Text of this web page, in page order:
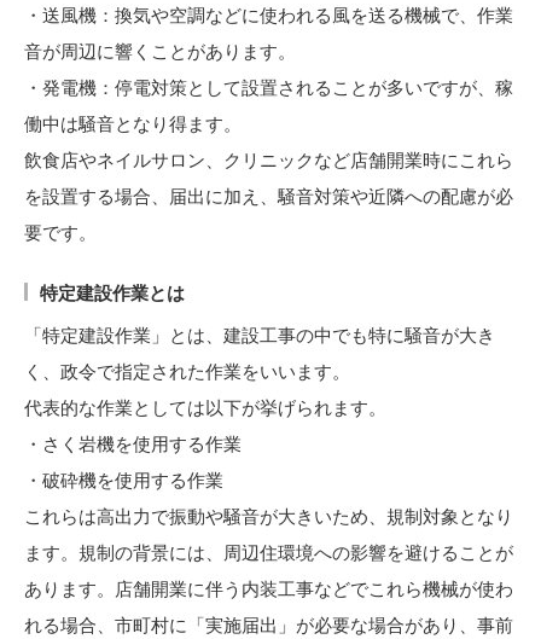
・送風機：換気や空調などに使われる風を送る機械で、作業
音が周辺に響くことがあります。
・発電機：停電対策として設置されることが多いですが、稼
働中は騒音となり得ます。
飲食店やネイルサロン、クリニックなど店舗開業時にこれら
を設置する場合、届出に加え、騒音対策や近隣への配慮が必
要です。
特定建設作業とは
「特定建設作業」とは、建設工事の中でも特に騒音が大き
く、政令で指定された作業をいいます。
代表的な作業としては以下が挙げられます。
・さく岩機を使用する作業
・破砕機を使用する作業
これらは高出力で振動や騒音が大きいため、規制対象となり
ます。規制の背景には、周辺住環境への影響を避けることが
あります。店舗開業に伴う内装工事などでこれら機械が使わ
れる場合、市町村に「実施届出」が必要な場合があり、事前